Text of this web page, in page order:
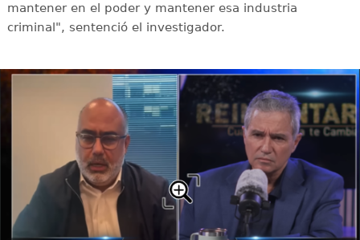
mantener en el poder y mantener esa industria
criminal", sentenció el investigador.